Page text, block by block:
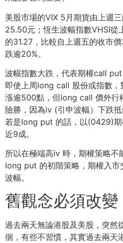
美股市場的VIX 5月期貨由上週
25.50元；恆生波幅指數VHSI從
的31.27，比較自上週五的收市
跌逾20%。
波幅指數大跌，代表期權call
即使上周long call 股份或指數
漲逾500點，但long call 價外行
險勝，因為iv (引申波幅）下跌
若是long put 的話，以(0429)
近9成。
所以在極端高iv 時，期權策略
long put 的初階策略，期權入市
波幅。
舊觀念必須改變
過去兩天無論港股及美股，突然
徊，有些不習慣，其實過去兩天